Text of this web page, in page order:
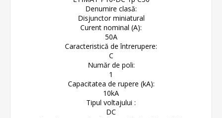
Denumire clasă:
Disjunctor miniatural
Curent nominal (A):
50A
Caracteristică de întrerupere:
C
Număr de poli:
1
Capacitatea de rupere (kA):
10kA
Tipul voltajului :
DC